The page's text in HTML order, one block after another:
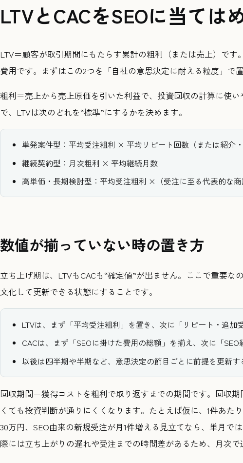
LTVとCACをSEOに当ては
LTV＝顧客が取引期間にもたらす累計の粗利（または売上）です
費用です。まずはこの2つを「自社の意思決定に耐える粒度」で
粗利＝売上から売上原価を引いた利益で、投資回収の計算に使
で、LTVは次のどれを“標準”にするかを決めます。
単発案件型：平均受注粗利 × 平均リピート回数（または紹介・
継続契約型：月次粗利 × 平均継続月数
高単価・長期検討型：平均受注粗利 ×（受注に至る代表的な商
数値が揃っていない時の置き方
立ち上げ期は、LTVもCACも“確定値”が出ません。ここで重要
文化して更新できる状態にすることです。
LTVは、まず「平均受注粗利」を置き、次に「リピート・追加
CACは、まず「SEOに掛けた費用の総額」を揃え、次に「
以後は四半期や半期など、意思決定の節目ごとに前提を更新す
回収期間＝獲得コストを粗利で取り返すまでの期間です。回収
くても投資判断が通りにくくなります。たとえば仮に、1件あた
30万円、SEO由来の新規受注が月1件増える見立てなら、単月
際には立ち上がりの遅れや受注までの時間差があるため、月次